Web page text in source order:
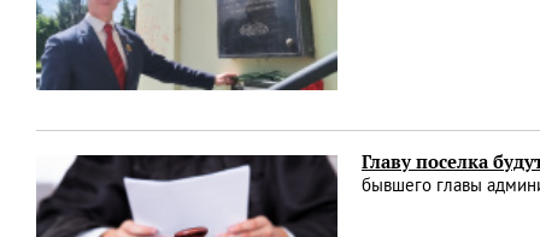
Главу поселка
бывшего главы